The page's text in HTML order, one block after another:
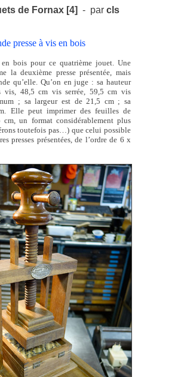
de Fornax [4] - parcls
presse à vis en bois
en bois pour ce quatrième jouet. Une
la deuxième presse présentée, mais
qu’elle. Qu’on en juge : sa hauteur
vis, 48,5 cm vis serrée, 59,5 cm vis
; sa largeur est de 21,5 cm ; sa
Elle peut imprimer des feuilles de
un format considérablement plus
toutefois pas…) que celui possible
presses présentées, de l’ordre de 6 x